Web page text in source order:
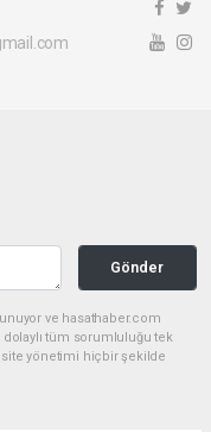
Gönder
ve hasathaber.com
dolaylı tüm sorumluluğu tek
site yönetimi hiçbir şekilde